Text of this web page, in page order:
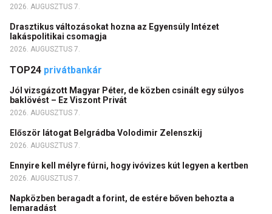
2026. AUGUSZTUS 7.
Drasztikus változásokat hozna az Egyensúly Intézet
lakáspolitikai csomagja
2026. AUGUSZTUS 7.
TOP24 privátbankár
Jól vizsgázott Magyar Péter, de közben csinált egy súlyos
baklövést – Ez Viszont Privát
2026. AUGUSZTUS 7.
Először látogat Belgrádba Volodimir Zelenszkij
2026. AUGUSZTUS 7.
Ennyire kell mélyre fúrni, hogy ivóvizes kút legyen a kertben
2026. AUGUSZTUS 7.
Napközben beragadt a forint, de estére bőven behozta a
lemaradást